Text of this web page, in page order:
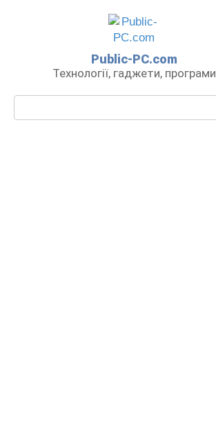
Public-PC.com
Технології, гаджети, програми